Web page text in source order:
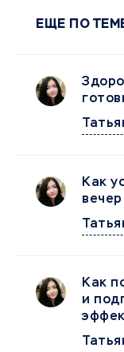
ЕЩЕ ПО
Как
Как
и